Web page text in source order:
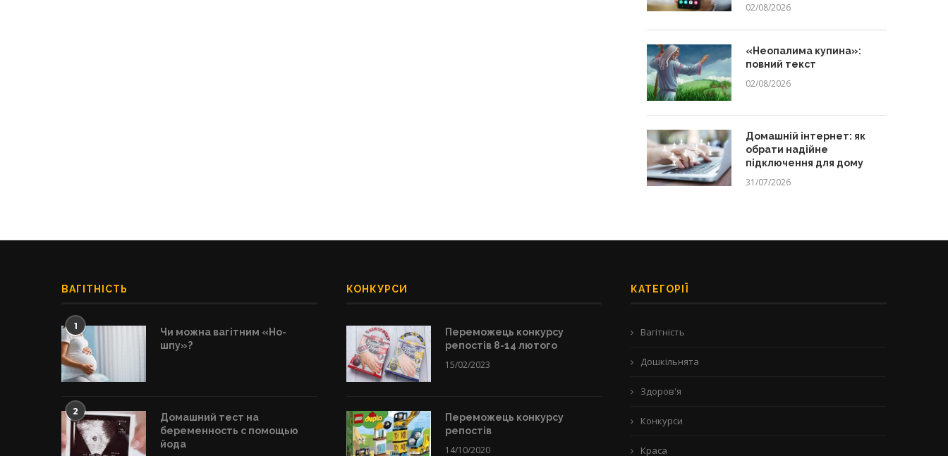
02/08/2026
«Неопалима купина»:
повний текст
02/08/2026
Домашній інтернет: як
обрати надійне
підключення для дому
31/07/2026
ВАГІТНІСТЬ
1
Чи можна вагітним «Но-
шпу»?
2
Домашний тест на
беременность с помощью
йода
КОНКУРСИ
Переможець конкурсу
репостів 8-14 лютого
15/02/2023
Переможець конкурсу
репостів
14/10/2020
КАТЕГОРІЇ
Вагітність
Дошкільнята
Здоров'я
Конкурси
Краса